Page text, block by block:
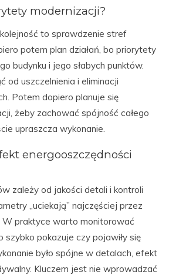
modernizacji?
to sprawdzenie stref
potem plan działań, bo priorytety
budynku i jego słabych punktów.
od uszczelnienia i eliminacji
Potem dopiero planuje się
żeby zachować spójność całego
upraszcza wykonanie.
energooszczędności
zależy od jakości detali i kontroli
„uciekają” najczęściej przez
W praktyce warto monitorować
szybko pokazuje czy pojawiły się
było spójne w detalach, efekt
Kluczem jest nie wprowadzać